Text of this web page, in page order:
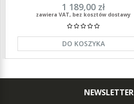
1 189,00 zł
zawiera VAT, bez kosztów dostawy
DO KOSZYKA
NEWSLETTER